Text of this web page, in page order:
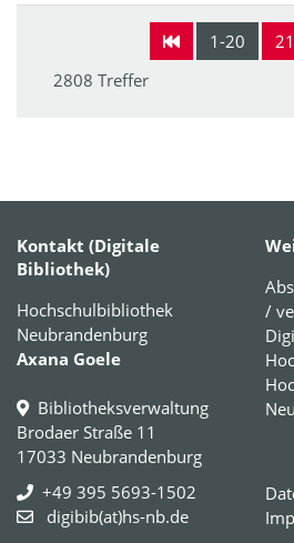
1-20
2808 Treffer
Kontakt (Digitale
Bibliothek)
Hochschulbibliothek
Neubrandenburg
Axana Goele
Bibliotheksverwaltung
Brodaer Straße 11
17033 Neubrandenburg
+49 395 5693-1502
digibib(at)hs-nb.de
/